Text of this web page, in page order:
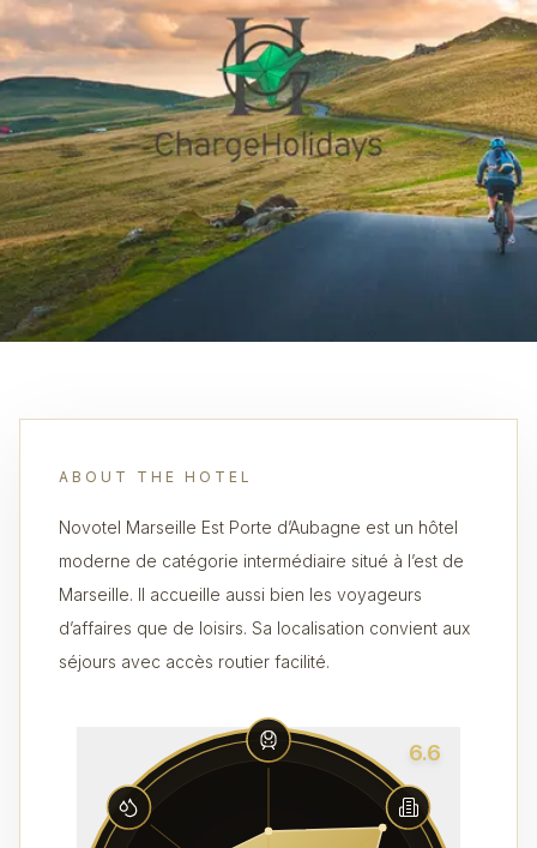
ABOUT THE HOTEL
Novotel Marseille Est Porte d’Aubagne est un hôtel
moderne de catégorie intermédiaire situé à l’est de
Marseille. Il accueille aussi bien les voyageurs
d’affaires que de loisirs. Sa localisation convient aux
séjours avec accès routier facilité.
6.6